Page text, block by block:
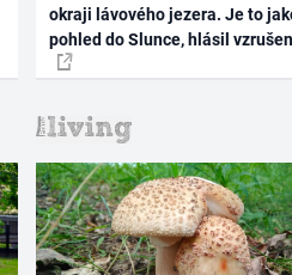
okraji lávového jezera. Je to
pohled do Slunce, hlásil